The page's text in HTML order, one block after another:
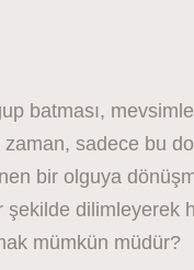
batması,
sadece bu
bir olguya
dilimleyerek
mümkün müdür?